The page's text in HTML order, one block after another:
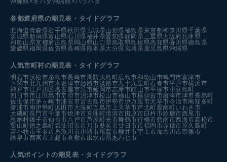
各都道府県の潮見表 ・タイドグラフ
北海道青森県岩手県秋田県宮城県山形県福島県 東京都神奈川県千葉県
茨城県 新潟県富山県石川県福井県愛知県静岡県 三重県大阪府兵庫県
和歌山県京都府広島県 岡山県山口県 鳥取県島根県高知県香川県徳島県
愛媛県福岡県佐賀県長崎県 熊本県大分県宮崎県 鹿児島県沖縄県
人気市町村の潮見表・タイドグラフ
明石市浜松市糸島市長崎市 周防大島町広島市和歌山市鳴門市富津市
下関市北九州市木更津市姫路市淡路市九十九里町石巻市平戸市横浜市
神戸市江戸川区名古屋市呉市延岡市志摩市館山市平塚市小豆島町
四日市市江田島市常滑市沼津市松山市福山市横須賀市唐津市津市長島町
佐世保市茅ヶ崎市浦安市宮古島市伊勢市伊万里市天草市今治市南知多町
勝浦市南伊勢町浜田市大洗町五島市 上天草市芦北町愛南町いわき市
大磯町長門市千葉市焼津市亘理町境港市田原市臼杵市鈴鹿市西尾市
恩納村銚子市仙台市 八戸市芦屋町光市舞鶴市行橋市碧南市西海市高松市
葉山町徳之島町気仙沼市市川市桑名市廿日市市福岡市赤穂市屋久島町
苫小牧市玉名市糸魚川市 川崎市尾鷲市柳井市宇土市加古川市宗像市
諫早市西宮市 上越市倉敷市出水市南あわじ市
人気ポイントの潮見表・タイドグラフ